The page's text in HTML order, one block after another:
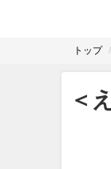
トップ
＜